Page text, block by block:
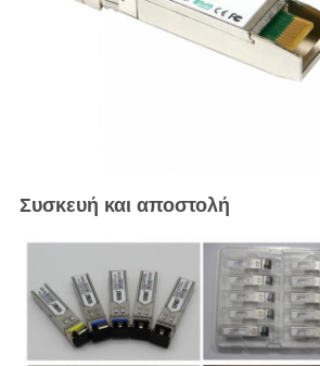
Συσκευή και αποστολή